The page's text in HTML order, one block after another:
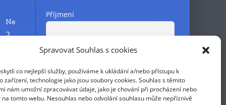
Spravovat Souhlas s cookies
co nejlepší služby, používáme k ukládání a/nebo přístupu k
zařízení, technologie jako jsou soubory cookies. Souhlas s těmito
nám umožní zpracovávat údaje, jako je chování při procházení nebo
na tomto webu. Nesouhlas nebo odvolání souhlasu může nepříznivě
Ne
2
23
30
Příjmení
Křestní jméno
E-mail